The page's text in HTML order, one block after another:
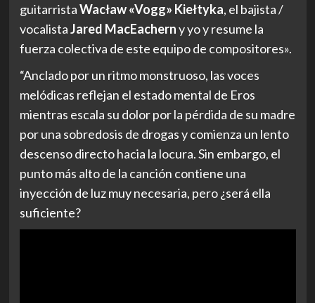
guitarristaWacław «Vogg» Kiełtyka, el bajista /
vocalistaJared MacEacherny yo y resume la
fuerza colectiva de este equipo de compositores».
“Anclado por un ritmo monstruoso, las voces
melódicas reflejan el estado mental de Eros
mientras escala su dolor por la pérdida de su madre
por una sobredosis de drogas y comienza un lento
descenso directo hacia la locura. Sin embargo, el
punto más alto de la canción contiene una
inyección de luz muy necesaria, pero ¿será ella
suficiente?